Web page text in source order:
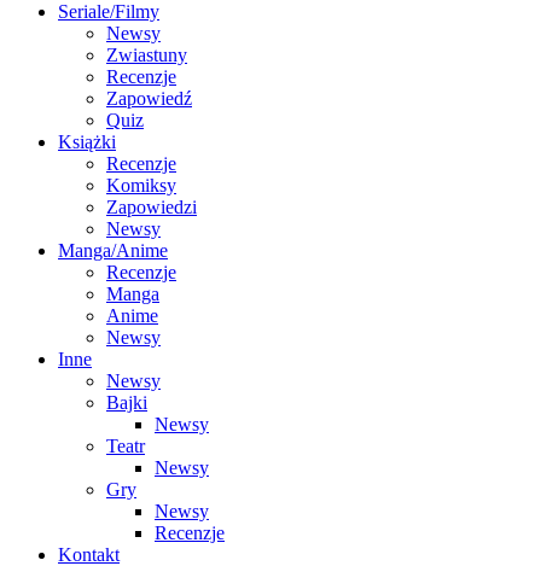
Seriale/Filmy
Newsy
Zwiastuny
Recenzje
Zapowiedź
Quiz
Książki
Recenzje
Komiksy
Zapowiedzi
Newsy
Manga/Anime
Recenzje
Manga
Anime
Newsy
Inne
Newsy
Bajki
Newsy
Teatr
Newsy
Gry
Newsy
Recenzje
Kontakt